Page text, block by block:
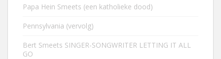
Papa Hein Smeets (een katholieke dood)
Pennsylvania (vervolg)
Bert Smeets SINGER-SONGWRITER LETTING IT ALL
GO